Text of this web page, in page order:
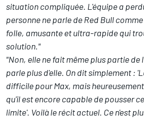
situation compliquée. L'équipe a
personne ne parle de Red Bull
folle, amusante et ultra-rapide qui
solution."
"Non, elle ne fait même plus partie de
parle plus d'elle. On dit simplement :
difficile pour Max, mais
qu'il est encore capable de pousser
limite'. Voilà le récit actuel. Ce n'est